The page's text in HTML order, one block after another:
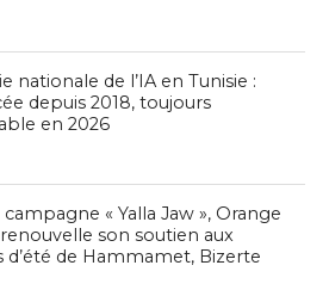
nationale de l’IA en Tunisie :
depuis 2018, toujours
en 2026
campagne « Yalla Jaw », Orange
son soutien aux
d’été de Hammamet, Bizerte